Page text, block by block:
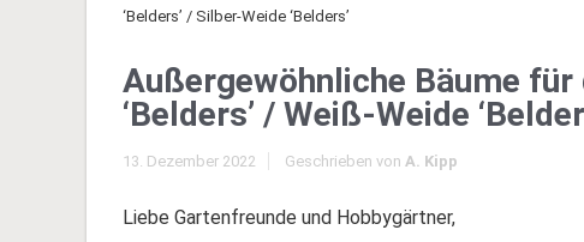
‘Belders’ / Silber-Weide ‘Belders’
Außergewöhnliche Bäume für
‘Belders’ / Weiß-Weide
13. Dezember 2022 Geschrieben von A. Kipp
Liebe Gartenfreunde und Hobbygärtner,